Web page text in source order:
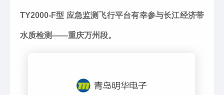
TY2000-F型 应急监测飞行平台有幸参与长江经济带
水质检测——重庆万州段。